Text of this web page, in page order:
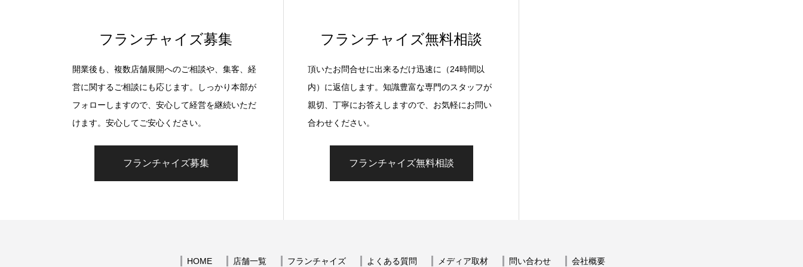
フランチャイズ募集
開業後も、複数店舗展開へのご相談や、集客、経
営に関するご相談にも応じます。しっかり本部が
フォローしますので、安心して経営を継続いただ
けます。安心してご安心ください。
フランチャイズ募集
フランチャイズ無料相談
頂いたお問合せに出来るだけ迅速に（24時間以
内）に返信します。知識豊富な専門のスタッフが
親切、丁寧にお答えしますので、お気軽にお問い
合わせください。
フランチャイズ無料相談
HOME 店舗一覧 フランチャイズ よくある質問 メディア取材 問い合わせ 会社概要